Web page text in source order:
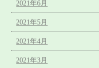
2021年6月
2021年5月
2021年4月
2021年3月